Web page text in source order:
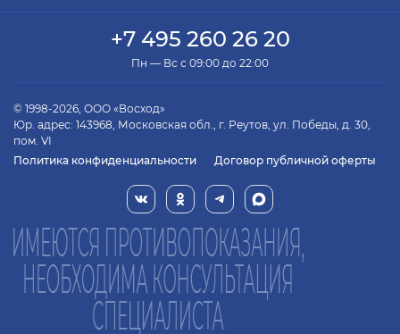
+7 495 260 26 20
Пн — Вс с 09:00 до 22:00
© 1998-2026, ООО «Восход»
Юр. адрес: 143968, Московская обл., г. Реутов, ул. Победы, д. 30,
пом. VI
Политика конфиденциальности
Договор публичной оферты